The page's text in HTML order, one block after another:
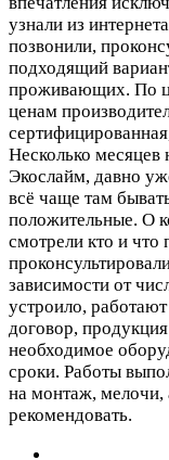
узнали из
позвонили,
подходящий
проживающих. По
ценам
Несколько месяцев
Экослайм, давно
всё чаще там
положительные. О
смотрели кто и что
зависимости от
устроило,
договор,
необходимое
сроки. Работы
на монтаж,
рекомендовать.